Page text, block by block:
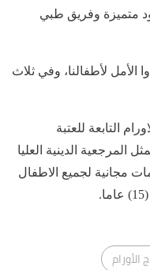
متميزة وفريق طبي
مساهما أعادوا الأمل لأطفالنا، وفي ثلاث
التابعة للعتبة
المرجعية الدينية العليا
مجانية لجميع الاطفال